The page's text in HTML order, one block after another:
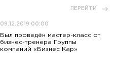
ПЕРЕЙТИ
09.12.2019 00:00
Был проведён мастер-класс от
бизнес-тренера Группы
компаний «Бизнес Кар»